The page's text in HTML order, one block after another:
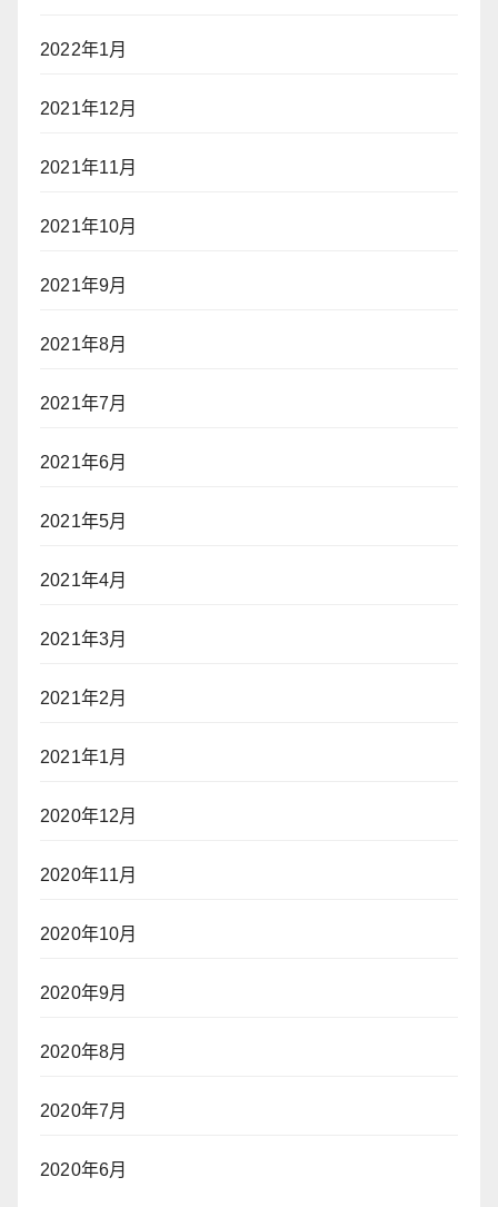
2022年1月
2021年12月
2021年11月
2021年10月
2021年9月
2021年8月
2021年7月
2021年6月
2021年5月
2021年4月
2021年3月
2021年2月
2021年1月
2020年12月
2020年11月
2020年10月
2020年9月
2020年8月
2020年7月
2020年6月